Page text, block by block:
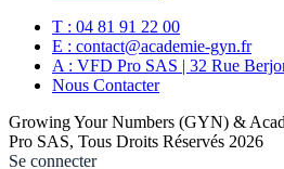
T : 04 81 91 22 00
E : contact@academie-gyn.fr
A : VFD Pro SAS | 32 Rue
Nous Contacter
Growing Your Numbers (GYN) &
Pro SAS, Tous Droits Réservés 2026
Se connecter